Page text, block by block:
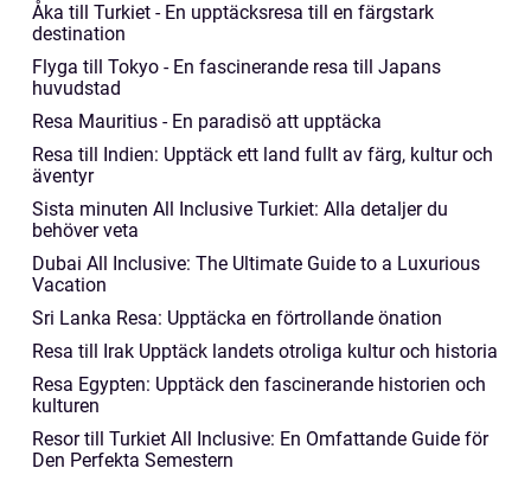
Åka till Turkiet - En upptäcksresa till en färgstark
destination
Flyga till Tokyo - En fascinerande resa till Japans
huvudstad
Resa Mauritius - En paradisö att upptäcka
Resa till Indien: Upptäck ett land fullt av färg, kultur och
äventyr
Sista minuten All Inclusive Turkiet: Alla detaljer du
behöver veta
Dubai All Inclusive: The Ultimate Guide to a Luxurious
Vacation
Sri Lanka Resa: Upptäcka en förtrollande önation
Resa till Irak Upptäck landets otroliga kultur och historia
Resa Egypten: Upptäck den fascinerande historien och
kulturen
Resor till Turkiet All Inclusive: En Omfattande Guide för
Den Perfekta Semestern